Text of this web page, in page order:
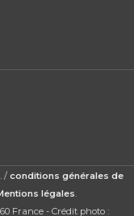
/ conditions générales de
légales
France - Crédit photo :